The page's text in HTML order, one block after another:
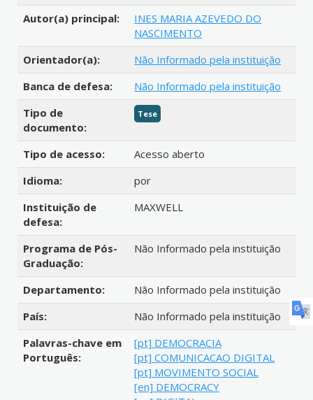
Autor(a) principal:
INES MARIA AZEVEDO DO
NASCIMENTO
Orientador(a):
Não Informado pela instituição
Banca de defesa:
Não Informado pela instituição
Tipo de
documento:
Tese
Tipo de acesso:
Acesso aberto
Idioma:
por
Instituição de
defesa:
MAXWELL
Programa de Pós-
Graduação:
Não Informado pela instituição
Departamento:
Não Informado pela instituição
País:
Não Informado pela instituição
Palavras-chave em
Português:
[pt] DEMOCRACIA
[pt] COMUNICACAO DIGITAL
[pt] MOVIMENTO SOCIAL
[en] DEMOCRACY